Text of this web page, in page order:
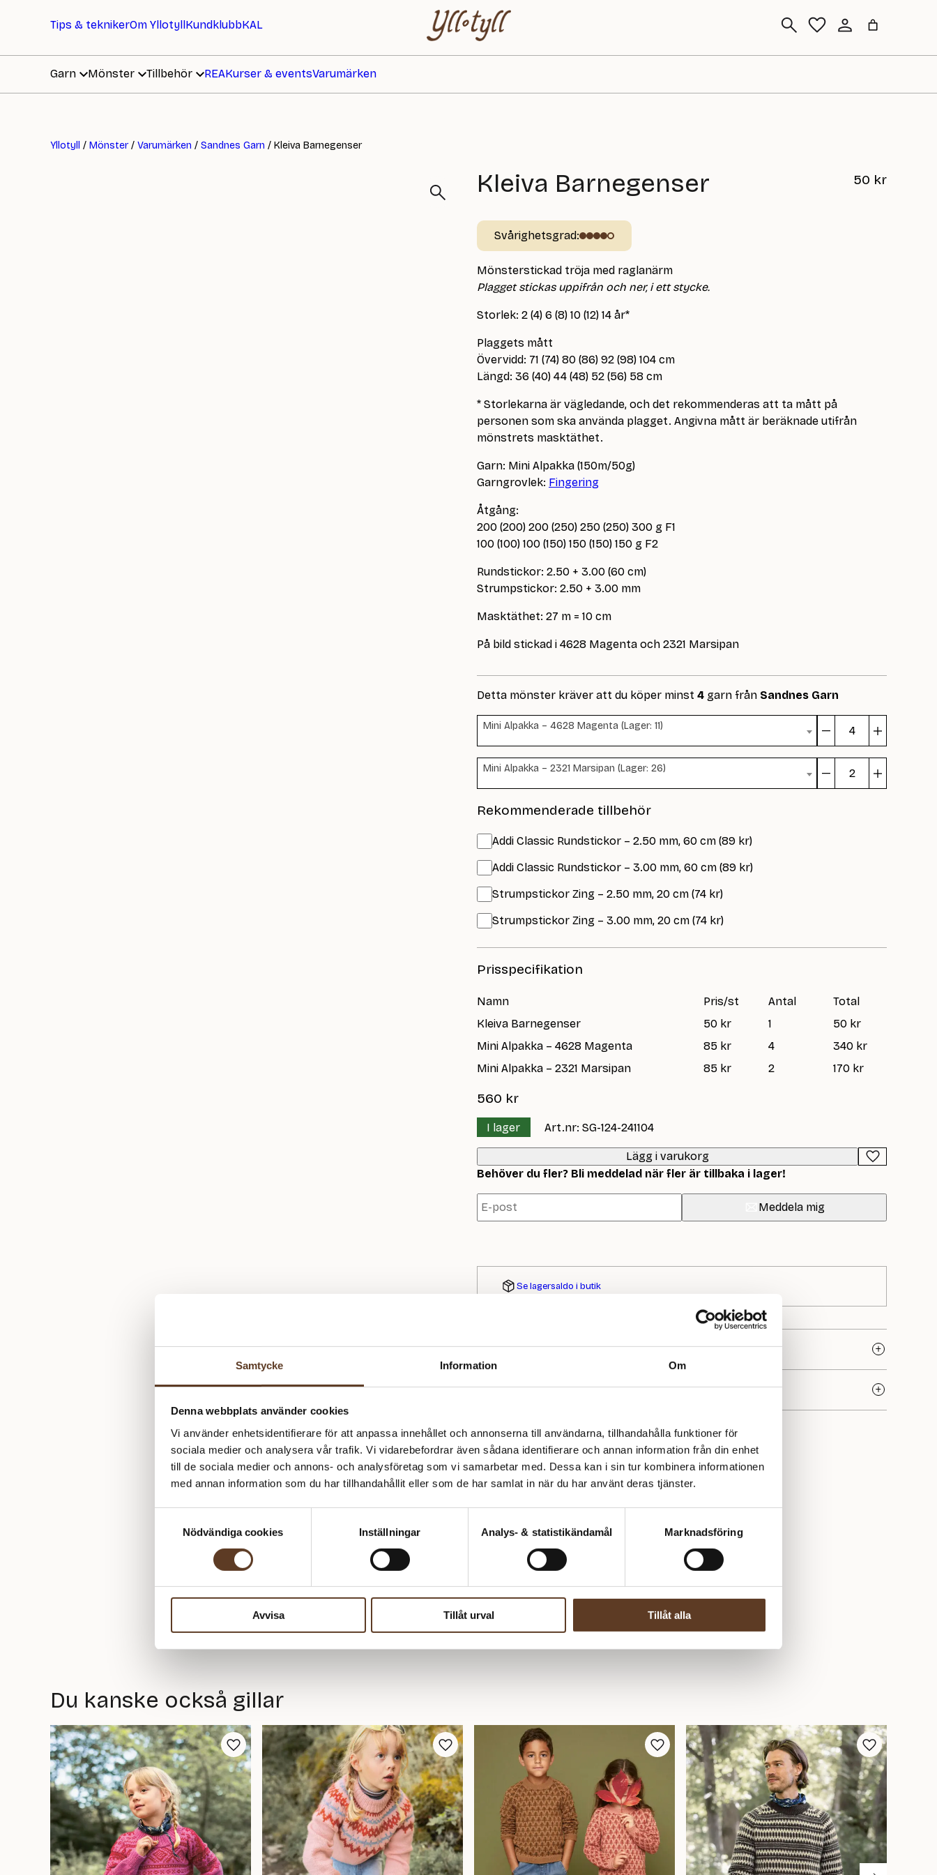
Samtycke Information Om
Denna webbplats använder cookies
Vi använder enhetsidentifierare för att anpassa innehållet och annonserna till användarna, tillhandahålla funktioner för
sociala medier och analysera vår trafik. Vi vidarebefordrar även sådana identifierare och annan information från din enhet
till de sociala medier och annons- och analysföretag som vi samarbetar med. Dessa kan i sin tur kombinera informationen
med annan information som du har tillhandahållit eller som de har samlat in när du har använt deras tjänster.
Nödvändiga cookies
Inställningar Analys- & statistikändamål Marknadsföring
Avvisa Tillåt urval Tillåt alla
Tips & teknikerOm Yllotyll KundklubbKAL
Garn
Mönster Tillbehör REAKurser & eventsVarumärken
Yllotyll / Mönster/ Varumärken / Sandnes Garn / Kleiva Barnegenser
Kleiva Barnegenser 50 kr
Svårighetsgrad:
Mönsterstickad tröja med raglanärm
Plagget stickas uppifrån och ner, i ett stycke.
Storlek: 2 (4) 6 (8) 10 (12) 14 år*
Plaggets mått
Övervidd: 71 (74) 80 (86) 92 (98) 104 cm
Längd: 36 (40) 44 (48) 52 (56) 58 cm
* Storlekarna är vägledande, och det rekommenderas att ta mått på
personen som ska använda plagget. Angivna mått är beräknade utifrån
mönstrets masktäthet.
Garn: Mini Alpakka (150m/50g)
Garngrovlek: Fingering
Åtgång:
200 (200) 200 (250) 250 (250) 300 g F1
100 (100) 100 (150) 150 (150) 150 g F2
Rundstickor: 2.50 + 3.00 (60 cm)
Strumpstickor: 2.50 + 3.00 mm
Masktäthet: 27 m = 10 cm
På bild stickad i 4628 Magenta och 2321 Marsipan
Detta mönster kräver att du köper minst 4 garn från Sandnes Garn
Mini Alpakka – 4628 Magenta (Lager: 11)
Mini Alpakka – 2321 Marsipan (Lager: 26)
Rekommenderade tillbehör
Addi Classic Rundstickor – 2.50 mm, 60 cm (89 kr)
Addi Classic Rundstickor – 3.00 mm, 60 cm (89 kr)
Strumpstickor Zing – 2.50 mm, 20 cm (74 kr)
Strumpstickor Zing – 3.00 mm, 20 cm (74 kr)
Prisspecifikation
Namn Pris/st Antal
Total
Kleiva Barnegenser
50 kr 1
50 kr
Mini Alpakka – 4628 Magenta
85 kr 4
340 kr
Mini Alpakka – 2321 Marsipan
85 kr 2 170 kr
560 kr
I lager Art.nr: SG-124-241104
Lägg i varukorg
Behöver du fler? Bli meddelad när fler är tillbaka i lager!
Meddela mig
Se lagersaldo i butik
Produktinformation
Mini Alpakka
2.50 och 3.00 mm
MASKTÄTHET:
27 m = 10 cm
★★★★☆
Om Sandnes Garn
har Sandnes producerat garn av utmärkt kvalitet och är idag norra Europas största
producent av handstickningsgarn. Varumärket erbjuder en stor variation av garn som
passar både nybörjare och erfarna stickare och är särskilt uppskattat för sina hållbara,
tillbehör från Sandnes!
Du kanske också gillar